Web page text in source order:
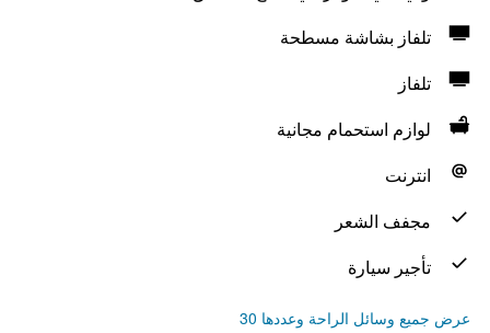
تلفاز بشاشة مسطحة
تلفاز
لوازم استحمام مجانية
انترنت
مجفف الشعر
تأجير سيارة
عرض جميع وسائل الراحة وعددها 30